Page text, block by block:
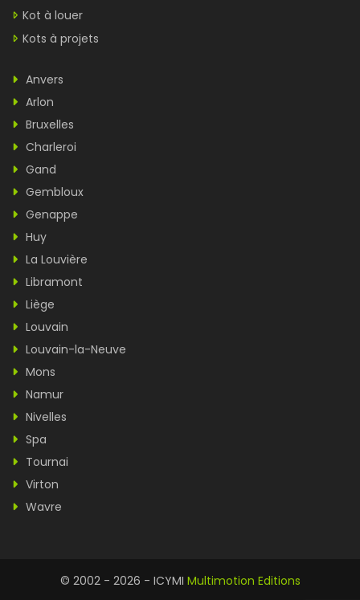
Kot à louer
Kots à projets
Anvers
Arlon
Bruxelles
Charleroi
Gand
Gembloux
Genappe
Huy
La Louvière
Libramont
Liège
Louvain
Louvain-la-Neuve
Mons
Namur
Nivelles
Spa
Tournai
Virton
Wavre
© 2002 - 2026 - ICYMI Multimotion Editions